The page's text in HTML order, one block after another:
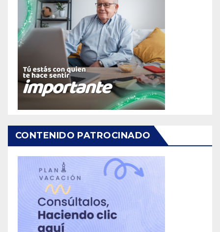
CONTENIDO PATROCINADO